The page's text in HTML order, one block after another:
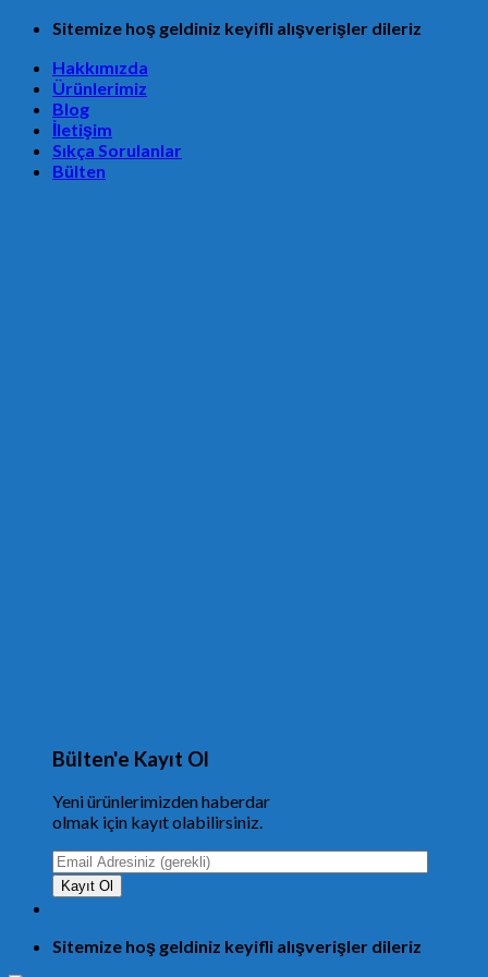
Skip
content
Sitemize hoş geldiniz keyifli alışverişler dileriz
Hakkımızda
Ürünlerimiz
Blog
İletişim
Sıkça Sorulanlar
Bülten
Bülten'e Kayıt Ol
Yeni ürünlerimizden haberdar
olmak için kayıt olabilirsiniz.
Sitemize hoş geldiniz keyifli alışverişler dileriz